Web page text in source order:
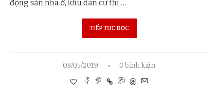
động sản nhà ở, khu dân cư thì …
TIẾP TỤC ĐỌC
08/05/2019 0 bình luận